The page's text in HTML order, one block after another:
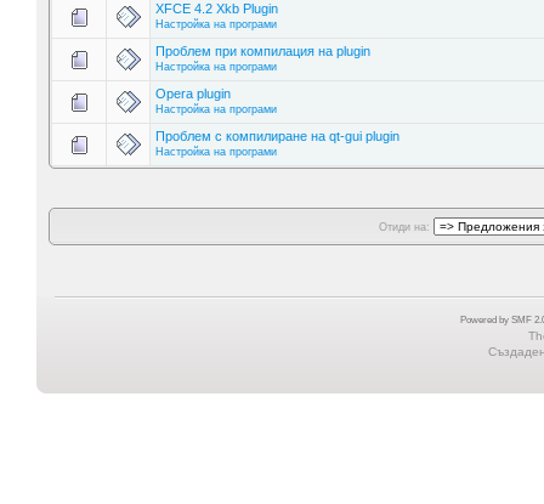
XFCE 4.2 Xkb Plugin
Настройка на програми
Проблем при компилация на plugin
Настройка на програми
Opera plugin
Настройка на програми
Проблем с компилиране на qt-gui plugin
Настройка на програми
Отиди на:
Powered by SMF